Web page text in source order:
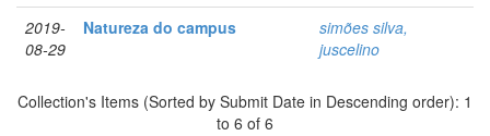
2019-
08-29
Natureza do campus
simões silva,
juscelino
Collection's Items (Sorted by Submit Date in Descending order): 1
to 6 of 6